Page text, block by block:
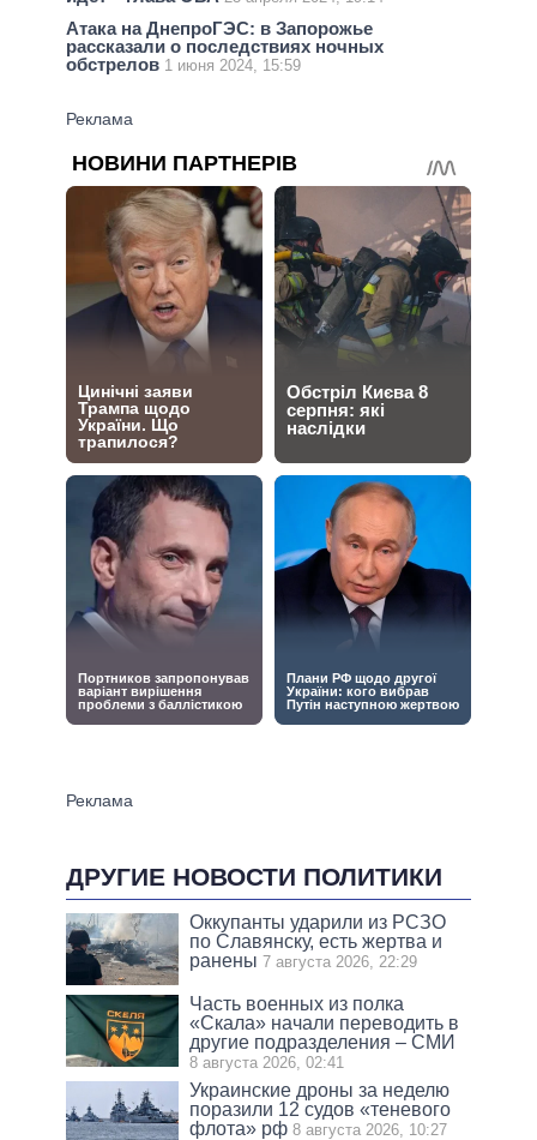
Атака на ДнепроГЭС: в Запорожье
рассказали о последствиях ночных
обстрелов 1 июня 2024, 15:59
ДРУГИЕ НОВОСТИ ПОЛИТИКИ
Оккупанты ударили из РСЗО
по Славянску, есть жертва и
ранены 7 августа 2026, 22:29
Часть военных из полка
«Скала» начали переводить в
другие подразделения – СМИ
8 августа 2026, 02:41
Украинские дроны за неделю
поразили 12 судов «теневого
флота» рф 8 августа 2026, 10:27